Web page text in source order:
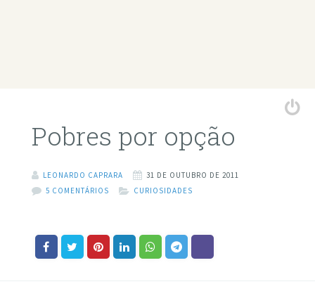
Pobres por opção
LEONARDO CAPRARA
31 DE OUTUBRO DE 2011
5 COMENTÁRIOS
CURIOSIDADES